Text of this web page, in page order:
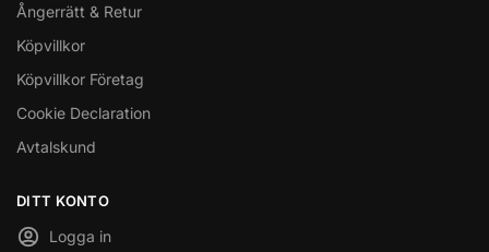
Ångerrätt & Retur
Köpvillkor
Köpvillkor Företag
Cookie Declaration
Avtalskund
DITT KONTO
Logga in